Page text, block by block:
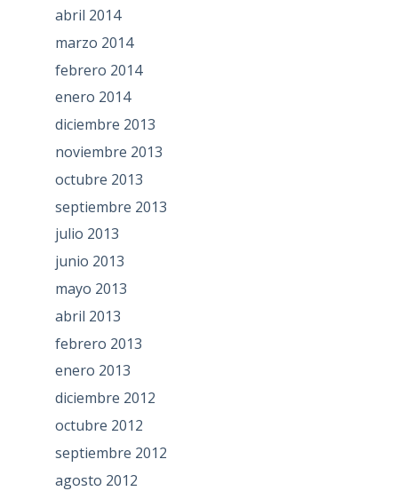
abril 2014
marzo 2014
febrero 2014
enero 2014
diciembre 2013
noviembre 2013
octubre 2013
septiembre 2013
julio 2013
junio 2013
mayo 2013
abril 2013
febrero 2013
enero 2013
diciembre 2012
octubre 2012
septiembre 2012
agosto 2012